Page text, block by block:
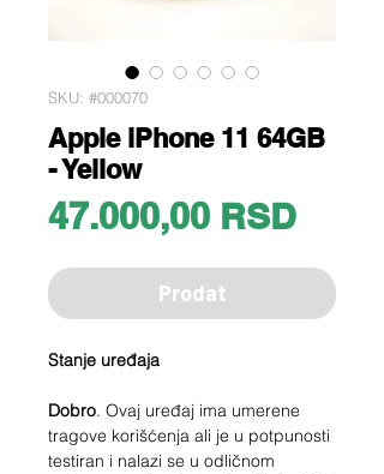
SKU: #000070
Apple iPhone 11 64GB
- Yellow
47.000,00 RSDPrice
Prodat
Stanje uređaja
Dobro. Ovaj uređaj ima umerene
tragove korišćenja ali je u potpunosti
testiran i nalazi se u odličnom